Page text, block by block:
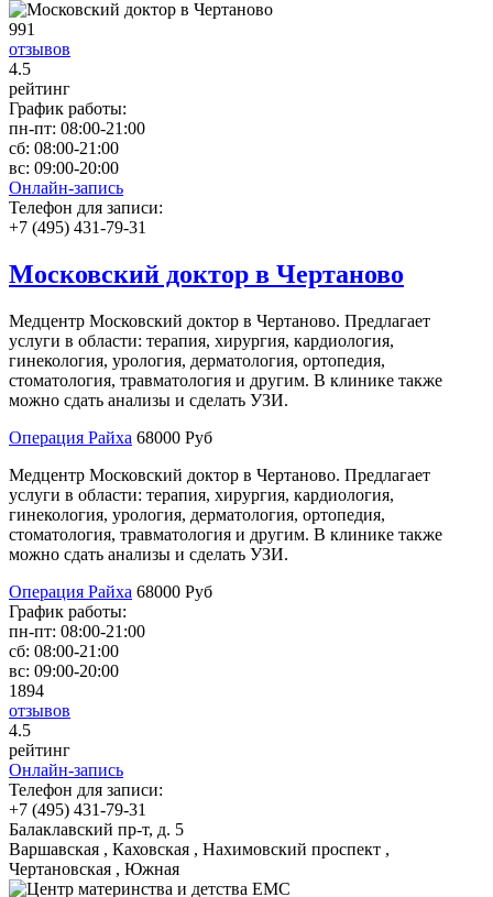
991
отзывов
4.5
рейтинг
График работы:
пн-пт: 08:00-21:00
сб: 08:00-21:00
вс: 09:00-20:00
Онлайн-запись
Телефон для записи:
+7 (495) 431-79-31
Московский доктор в Чертаново
Медцентр Московский доктор в Чертаново. Предлагает
услуги в области: терапия, хирургия, кардиология,
гинекология, урология, дерматология, ортопедия,
стоматология, травматология и другим. В клинике также
можно сдать анализы и сделать УЗИ.
Операция Райха 68000 Руб
Медцентр Московский доктор в Чертаново. Предлагает
услуги в области: терапия, хирургия, кардиология,
гинекология, урология, дерматология, ортопедия,
стоматология, травматология и другим. В клинике также
можно сдать анализы и сделать УЗИ.
Операция Райха 68000 Руб
График работы:
пн-пт: 08:00-21:00
сб: 08:00-21:00
вс: 09:00-20:00
1894
отзывов
4.5
рейтинг
Онлайн-запись
Телефон для записи:
+7 (495) 431-79-31
Балаклавский пр-т, д. 5
Варшавская , Каховская , Нахимовский проспект ,
Чертановская , Южная